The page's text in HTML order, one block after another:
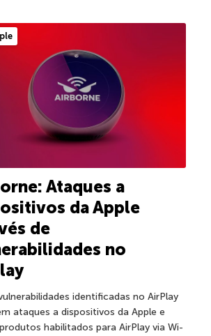
Ataques a
da Apple
de
no
identificadas no AirPlay
ataques a dispositivos da Apple e
habilitados para AirPlay via Wi-